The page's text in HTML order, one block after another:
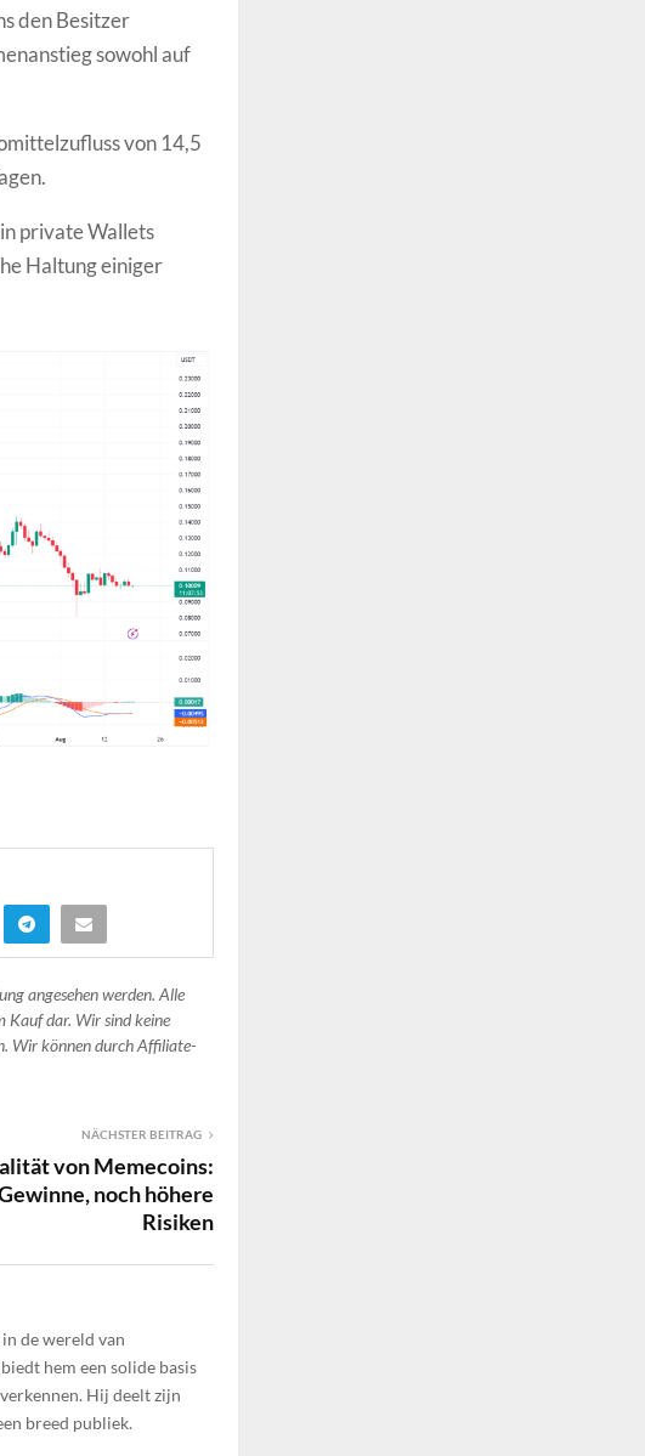
den Besitzer
sowohl auf
von 14,5
private Wallets
Haltung einiger
angesehen werden. Alle
Kauf dar. Wir sind keine
Wir können durch Affiliate-
NÄCHSTER BEITRAG
von Memecoins:
noch höhere
Risiken
de wereld van
hem een solide basis
Hij deelt zijn
breed publiek.